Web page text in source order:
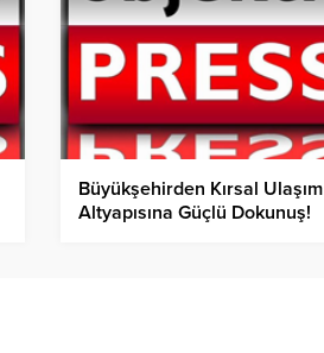
Büyükşehirden Kırsal Ulaşım
Altyapısına Güçlü Dokunuş!